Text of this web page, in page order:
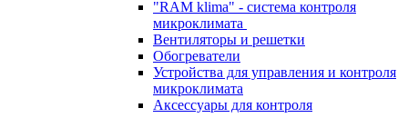
"RAM klima" - система контроля
микроклимата
Вентиляторы и решетки
Обогреватели
Устройства для управления и контроля
микроклимата
Аксессуары для контроля